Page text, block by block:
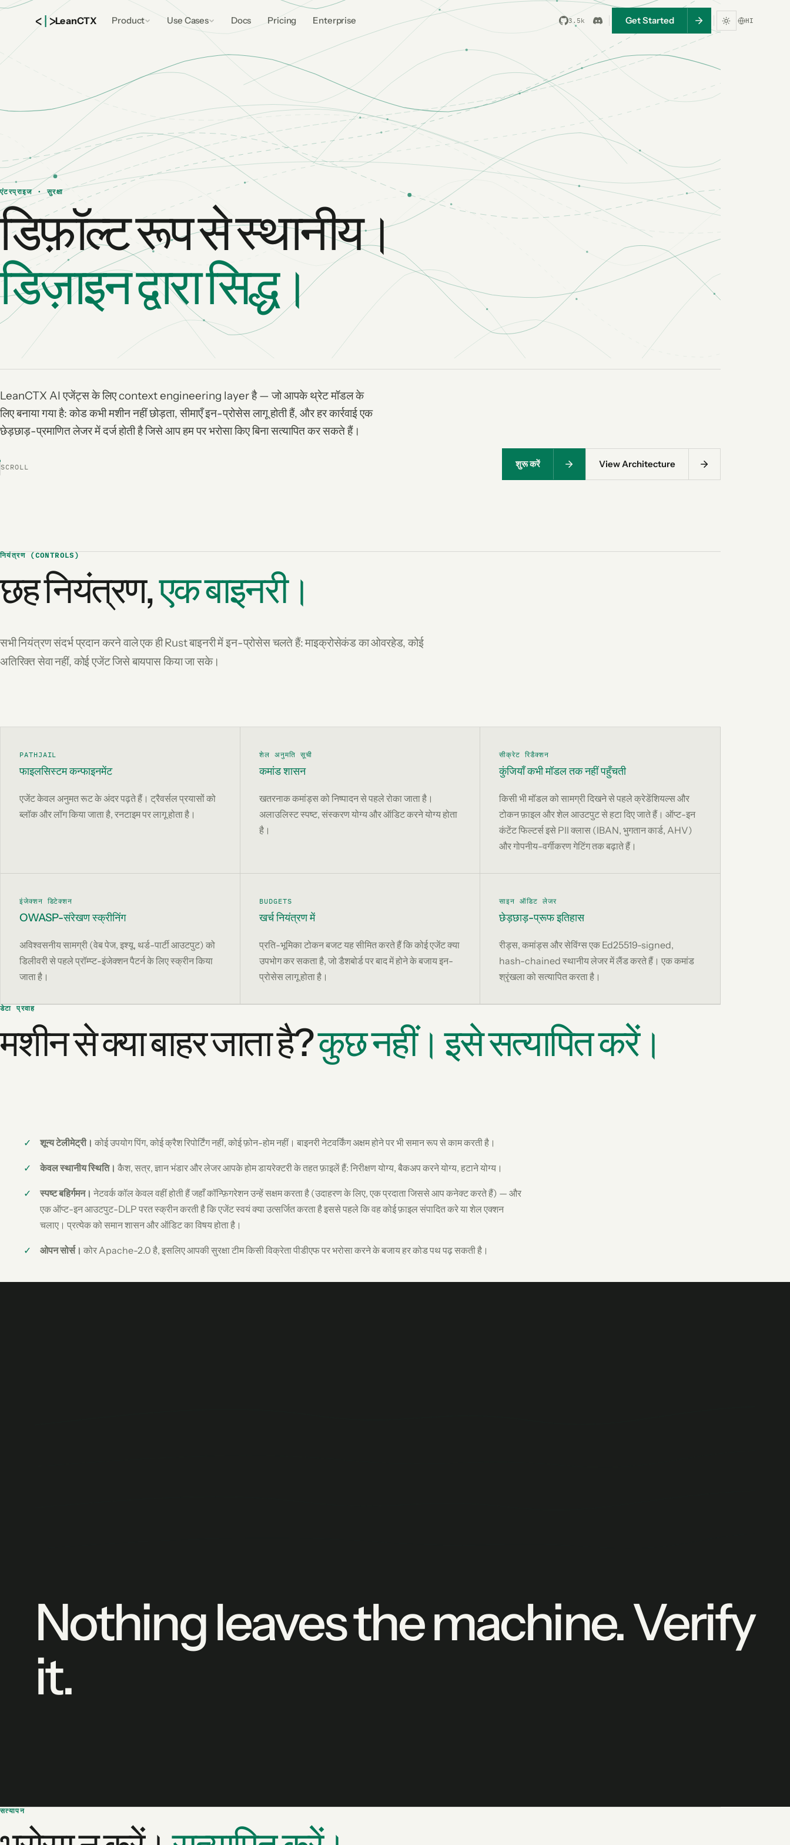
<|>LeanCTX Product Use Cases Docs Pricing Enterprise 3.5k Get Started HI
एंटरप्राइज · सुरक्षा
डिफ़ॉल्ट रूप से स्थानीय।
डिज़ाइन द्वारा सिद्ध।
LeanCTX AI एजेंट्स के लिए context engineering layer है — जो आपके थ्रेट मॉडल के
लिए बनाया गया है: कोड कभी मशीन नहीं छोड़ता, सीमाएँ इन-प्रोसेस लागू होती हैं, और हर कार्रवाई एक
छेड़छाड़-प्रमाणित लेजर में दर्ज होती है जिसे आप हम पर भरोसा किए बिना सत्यापित कर सकते हैं।
SCROLL शुरू करें View Architecture
नियंत्रण (CONTROLS)
छह नियंत्रण,एक बाइनरी।
सभी नियंत्रण संदर्भ प्रदान करने वाले एक ही Rust बाइनरी में इन-प्रोसेस चलते हैं: माइक्रोसेकंड का ओवरहेड, कोई
अतिरिक्त सेवा नहीं, कोई एजेंट जिसे बायपास किया जा सके।
PATHJAIL
फाइलसिस्टम कन्फाइनमेंट
एजेंट केवल अनुमत रूट के अंदर पढ़ते हैं। ट्रैवर्सल प्रयासों को
ब्लॉक और लॉग किया जाता है, रनटाइम पर लागू होता है।
शेल अनुमति सूची
कमांड शासन
खतरनाक कमांड्स को निष्पादन से पहले रोका जाता है।
अलाउलिस्ट स्पष्ट, संस्करण योग्य और ऑडिट करने योग्य होता
है।
सीक्रेट रिडैक्शन
कुंजियाँ कभी मॉडल तक नहीं पहुँचती
किसी भी मॉडल को सामग्री दिखने से पहले क्रेडेंशियल्स और
टोकन फ़ाइल और शेल आउटपुट से हटा दिए जाते हैं। ऑप्ट-इन
कंटेंट फिल्टर्स इसे PII क्लास (IBAN, भुगतान कार्ड, AHV)
और गोपनीय-वर्गीकरण गेटिंग तक बढ़ाते हैं।
इंजेक्शन डिटेक्शन
OWASP-संरेखण स्क्रीनिंग
अविश्वसनीय सामग्री (वेब पेज, इश्यू, थर्ड-पार्टी आउटपुट) को
डिलीवरी से पहले प्रॉम्प्ट-इंजेक्शन पैटर्न के लिए स्क्रीन किया
जाता है।
BUDGETS
खर्च नियंत्रण में
प्रति-भूमिका टोकन बजट यह सीमित करते हैं कि कोई एजेंट क्या
उपभोग कर सकता है, जो डैशबोर्ड पर बाद में होने के बजाय इन-
प्रोसेस लागू होता है।
साइन ऑडिट लेजर
छेड़छाड़-प्रूफ इतिहास
रीड्स, कमांड्स और सेविंग्स एक Ed25519-signed,
hash-chained स्थानीय लेजर में लैंड करते हैं। एक कमांड
श्रृंखला को सत्यापित करता है।
डेटा प्रवाह
मशीन से क्या बाहर जाता है?कुछ नहीं। इसे सत्यापित करें।
शून्य टेलीमेट्री। कोई उपयोग पिंग, कोई क्रैश रिपोर्टिंग नहीं, कोई फ़ोन-होम नहीं। बाइनरी नेटवर्किंग अक्षम होने पर भी समान रूप से काम करती है।
केवल स्थानीय स्थिति। कैश, सत्र, ज्ञान भंडार और लेजर आपके होम डायरेक्टरी के तहत फ़ाइलें हैं: निरीक्षण योग्य, बैकअप करने योग्य, हटाने योग्य।
स्पष्ट बहिर्गमन। नेटवर्क कॉल केवल वहीं होती हैं जहाँ कॉन्फ़िगरेशन उन्हें सक्षम करता है (उदाहरण के लिए, एक प्रदाता जिससे आप कनेक्ट करते हैं) — और
एक ऑप्ट-इन आउटपुट-DLP परत स्क्रीन करती है कि एजेंट स्वयं क्या उत्सर्जित करता है इससे पहले कि वह कोई फ़ाइल संपादित करे या शेल एक्शन
चलाए। प्रत्येक को समान शासन और ऑडिट का विषय होता है।
ओपन सोर्स। कोर Apache-2.0 है, इसलिए आपकी सुरक्षा टीम किसी विक्रेता पीडीएफ पर भरोसा करने के बजाय हर कोड पथ पढ़ सकती है।
Nothing leaves the machine. Verify
it.
सत्यापन